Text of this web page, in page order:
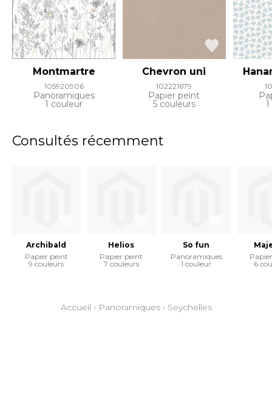
Montmartre
105920906
Panoramiques
1 couleur
Chevron uni
102221679
Papier peint
5 couleurs
Consultés récemment
Archibald
Papier peint
9 couleurs
Helios
Papier peint
7 couleurs
So fun
Panoramiques
1 couleur
6
Accueil › Panoramiques› Seychelles